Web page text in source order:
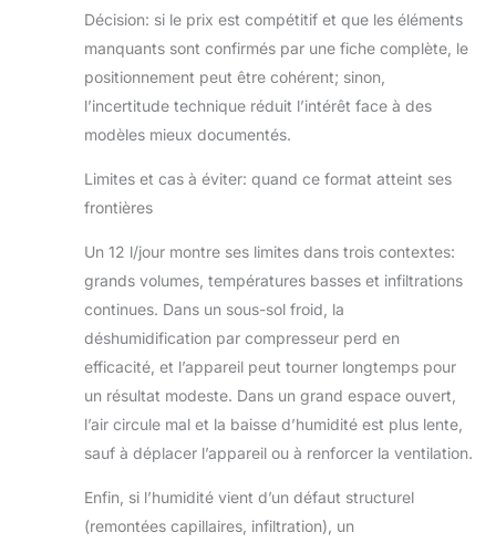
Décision: si le prix est compétitif et que les éléments
manquants sont confirmés par une fiche complète, le
positionnement peut être cohérent; sinon,
l’incertitude technique réduit l’intérêt face à des
modèles mieux documentés.
Limites et cas à éviter: quand ce format atteint ses
frontières
Un 12 l/jour montre ses limites dans trois contextes:
grands volumes, températures basses et infiltrations
continues. Dans un sous-sol froid, la
déshumidification par compresseur perd en
efficacité, et l’appareil peut tourner longtemps pour
un résultat modeste. Dans un grand espace ouvert,
l’air circule mal et la baisse d’humidité est plus lente,
sauf à déplacer l’appareil ou à renforcer la ventilation.
Enfin, si l’humidité vient d’un défaut structurel
(remontées capillaires, infiltration), un